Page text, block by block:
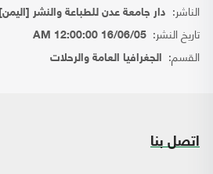
الناشر: دار جامعة عدن للطباعة والنشر [اليمن]
تاريخ النشر: 16/06/05 12:00:00 AM
القسم: الجغرافيا العامة والرحلات
اتصل بنا